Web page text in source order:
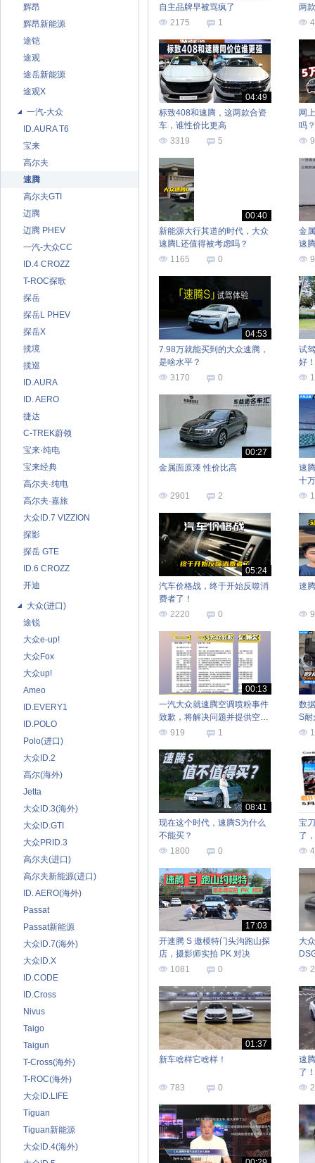
辉昂
辉昂新能源
途铠
途观
途岳新能源
途观X
一汽-大众
ID.AURA T6
宝来
高尔夫
速腾
高尔夫GTI
迈腾
迈腾 PHEV
一汽-大众CC
ID.4 CROZZ
T-ROC探歌
探岳
探岳L PHEV
探岳X
揽境
揽巡
ID.AURA
ID. AERO
捷达
C-TREK蔚领
宝来·纯电
宝来经典
高尔夫·纯电
高尔夫·嘉旅
大众ID.7 VIZZION
探影
探岳 GTE
ID.6 CROZZ
开迪
大众(进口)
途锐
大众e-up!
大众Fox
大众up!
Ameo
ID.EVERY1
ID.POLO
Polo(进口)
大众ID.2
高尔(海外)
Jetta
大众ID.3(海外)
大众ID.GTI
大众PRID.3
高尔夫(进口)
高尔夫新能源(进口)
ID. AERO(海外)
Passat
Passat新能源
大众ID.7(海外)
大众ID.X
ID.CODE
ID.Cross
Nivus
Taigo
Taigun
T-Cross(海外)
T-ROC(海外)
大众ID.LIFE
Tiguan
Tiguan新能源
大众ID.4(海外)
自主品牌早被骂疯了
2175
1
两款
04:49
标致408和速腾，这两款合资
车，谁性价比更高
3319
5
网
吗？
00:40
新能源大行其道的时代，大众
速腾L还值得被考虑吗？
1165
0
金
速
04:53
7.98万就能买到的大众速腾，
是啥水平？
3170
0
试
好！
00:27
金属面原漆 性价比高
2901 2
速
十
05:24
汽车价格战，终于开始反噬消
费者了！
2220
0
速
00:13
一汽大众就速腾空调喷粉事件
致歉，将解决问题并提供空调
15年质保
919 1
数
S耐
08:41
现在这个时代，速腾S为什么
不能买？
1800
0
宝
了
吗？
17:03
开速腾 S 邀模特门头沟跑山探
店，摄影师实拍 PK 对决
1081
0
大
01:37
新车啥样它啥样！
783 0
速
了
全